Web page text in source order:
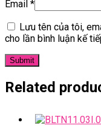
Email *
Lưu tên của tôi,
cho lần bình luận kế
Related